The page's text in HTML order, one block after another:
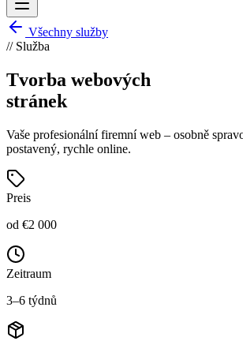
Všechny služby
// Služba
Tvorba webových
stránek
Vaše profesionální firemní web – osobně
postavený, rychle online.
Preis
od €2 000
Zeitraum
3–6 týdnů